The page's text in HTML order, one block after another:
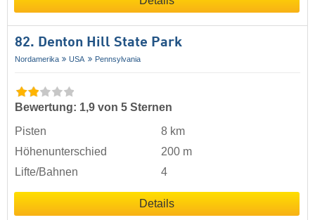
82. Denton Hill State Park
Nordamerika USA Pennsylvania
Bewertung: 1,9 von 5 Sternen
Pisten
8 km
Höhenunterschied
200 m
Lifte/Bahnen
4
Details